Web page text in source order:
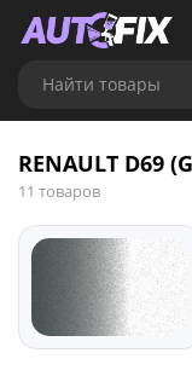
Найти товары
RENAULT D69
11 товаров